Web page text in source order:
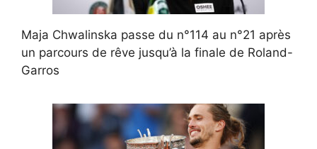
Maja Chwalinska passe du n°114 au n°21 après
un parcours de rêve jusqu’à la finale de Roland-
Garros